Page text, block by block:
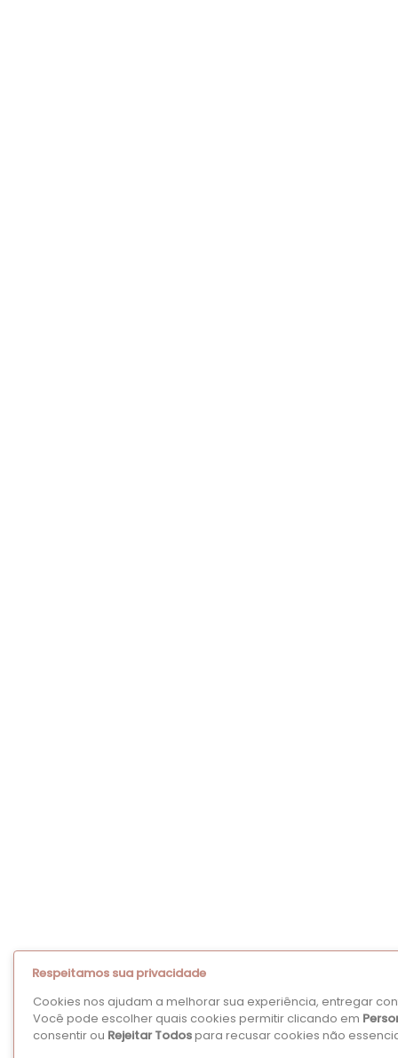
Respeitamos sua privacidade
Cookies nos ajudam a melhorar sua experiência, entregar
Você pode escolher quais cookies permitir clicando em
consentir ou Rejeitar Todospara recusar cookies não